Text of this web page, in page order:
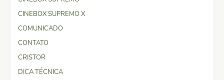
CINEBOX SUPREMO X
COMUNICADO
CONTATO
CRISTOR
DICA TÉCNICA